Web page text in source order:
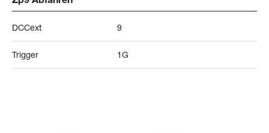
DCCext 9
Trigger 1G